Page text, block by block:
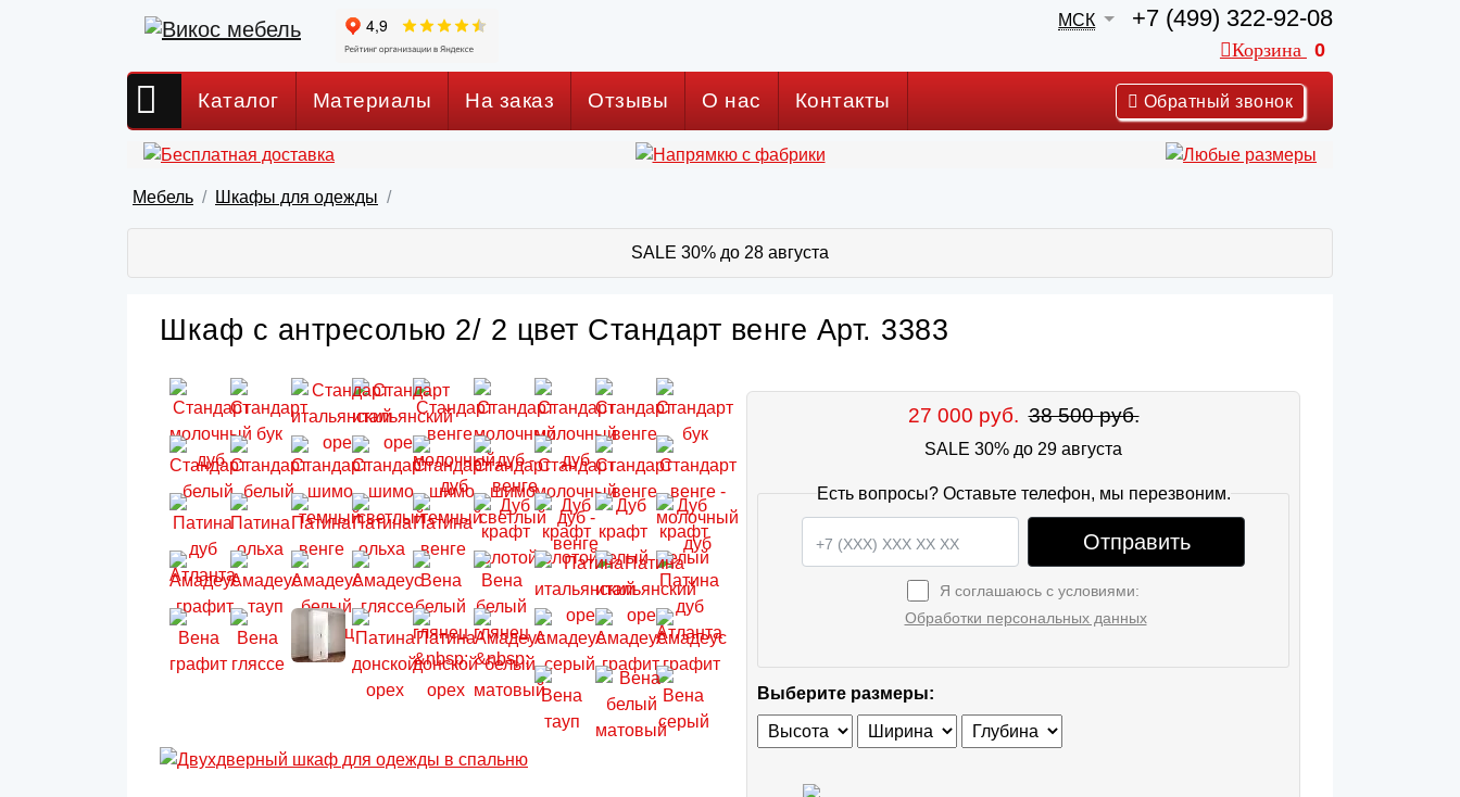
МСК +7 (499) 322-92-08
Корзина 0
Каталог Материалы На заказ Отзывы О нас Контакты Обратный звонок
Мебель Шкафы для одежды
SALE 30% до 28 августа
Шкаф с антресолью 2/ 2 цвет Стандарт венге Арт. 3383
27 000 руб. 38 500 руб.
SALE 30% до 29 августа
Есть вопросы? Оставьте телефон, мы перезвоним.
Отправить
Я соглашаюсь с условиями:
Обработки персональных данных
Выберите размеры: